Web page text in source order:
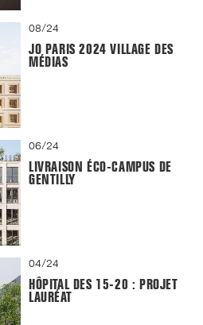
08/24
JO PARIS 2024 VILLAGE DES
MÉDIAS
06/24
LIVRAISON ÉCO-CAMPUS DE
GENTILLY
04/24
HÔPITAL DES 15-20 : PROJET
LAURÉAT